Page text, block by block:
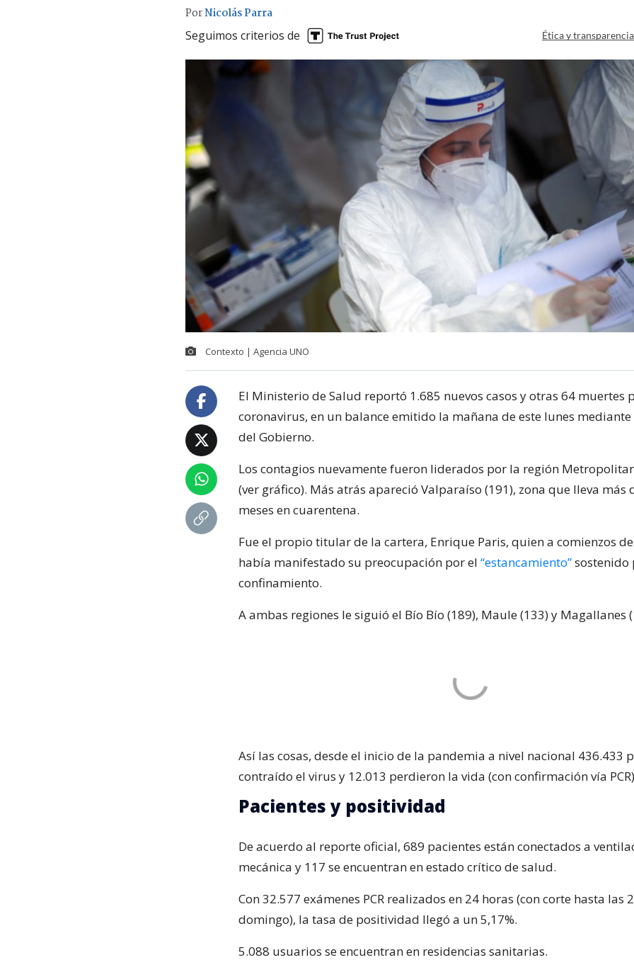
PorNicolás Parra
Seguimos criterios de Ética y
Contexto | Agencia UNO
El Ministerio de Salud reportó 1.685 nuevos casos y otras 64 muertes
coronavirus, en un balance emitido la mañana de este lunes
del Gobierno.
Los contagios nuevamente fueron liderados por la región
(ver gráfico). Más atrás apareció Valparaíso (191), zona que lleva más
meses en cuarentena.
Fue el propio titular de la cartera, Enrique Paris, quien a comienzos de
había manifestado su preocupación por el “estancamiento”sostenido
confinamiento.
A ambas regiones le siguió el Bío Bío (189), Maule (133) y Magallanes
Así las cosas, desde el inicio de la pandemia a nivel nacional 436.433
contraído el virus y 12.013 perdieron la vida (con confirmación vía
Pacientes y positividad
De acuerdo al reporte oficial, 689 pacientes están conectados a
mecánica y 117 se encuentran en estado crítico de salud.
Con 32.577 exámenes PCR realizados en 24 horas (con corte hasta las
domingo), la tasa de positividad llegó a un 5,17%.
5.088 usuarios se encuentran en residencias sanitarias.